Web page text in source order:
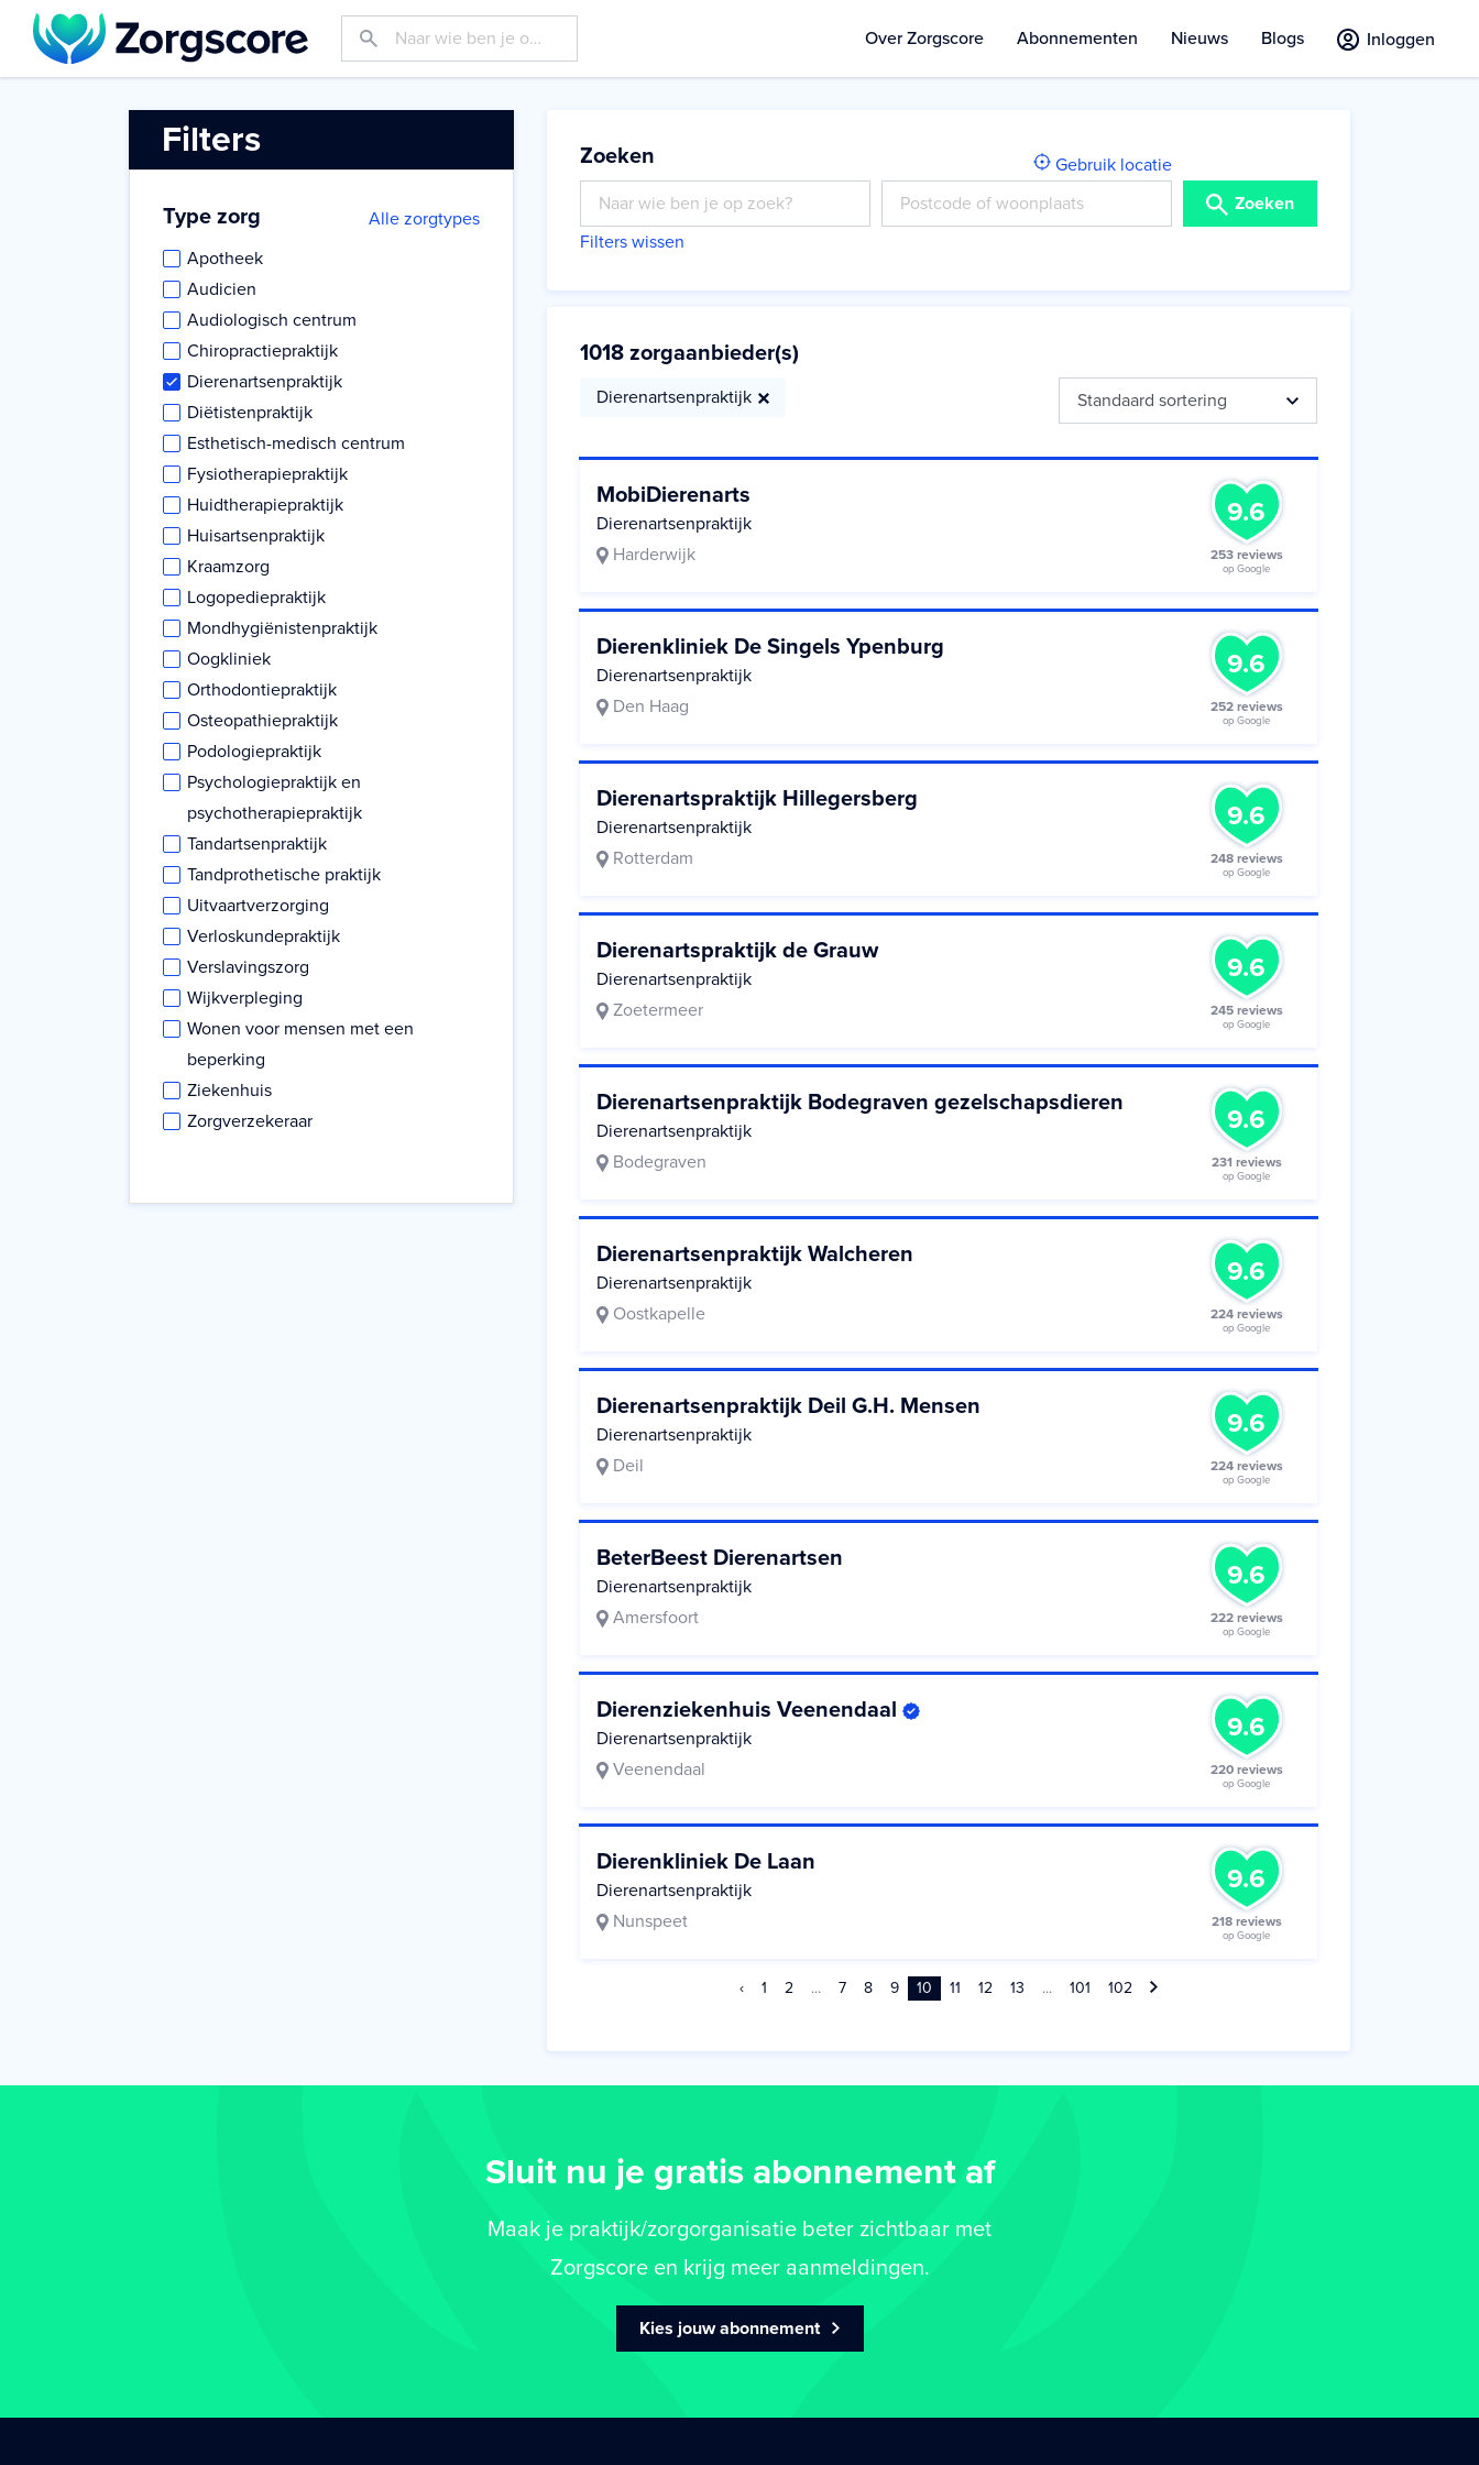
Over Zorgscore Abonnementen Nieuws Blogs Inloggen
Filters
Type zorg
Alle zorgtypes
Apotheek
Audicien
Audiologisch centrum
Chiropractiepraktijk
Dierenartsenpraktijk
Diëtistenpraktijk
Esthetisch-medisch centrum
Fysiotherapiepraktijk
Huidtherapiepraktijk
Huisartsenpraktijk
Kraamzorg
Logopediepraktijk
Mondhygiënistenpraktijk
Oogkliniek
Orthodontiepraktijk
Osteopathiepraktijk
Podologiepraktijk
Psychologiepraktijk en
psychotherapiepraktijk
Tandartsenpraktijk
Tandprothetische praktijk
Uitvaartverzorging
Verloskundepraktijk
Verslavingszorg
Wijkverpleging
Wonen voor mensen met een
beperking
Ziekenhuis
Zorgverzekeraar
Zoeken
Gebruik locatie
Zoeken
Filters wissen
1018 zorgaanbieder(s)
Dierenartsenpraktijk
MobiDierenarts
Dierenartsenpraktijk
Harderwijk
9.6
253 reviews
op Google
Dierenkliniek De Singels Ypenburg
Dierenartsenpraktijk
Den Haag
9.6
252 reviews
op Google
Dierenartspraktijk Hillegersberg
Dierenartsenpraktijk
Rotterdam
9.6
248 reviews
op Google
Dierenartspraktijk de Grauw
Dierenartsenpraktijk
Zoetermeer
9.6
245 reviews
op Google
Dierenartsenpraktijk Bodegraven gezelschapsdieren
Dierenartsenpraktijk
Bodegraven
9.6
231 reviews
op Google
Dierenartsenpraktijk Walcheren
Dierenartsenpraktijk
Oostkapelle
9.6
224 reviews
op Google
Dierenartsenpraktijk Deil G.H. Mensen
Dierenartsenpraktijk
Deil
9.6
224 reviews
op Google
BeterBeest Dierenartsen
Dierenartsenpraktijk
Amersfoort
9.6
222 reviews
op Google
Dierenziekenhuis Veenendaal
Dierenartsenpraktijk
Veenendaal
9.6
220 reviews
op Google
Dierenkliniek De Laan
Dierenartsenpraktijk
Nunspeet
9.6
218 reviews
op Google
‹ 1 2 ... 7 8 9 10 11 12 13 ... 101 102
Sluit nu je gratis abonnement af
Maak je praktijk/zorgorganisatie beter zichtbaar met
Zorgscore en krijg meer aanmeldingen.
Kies jouw abonnement